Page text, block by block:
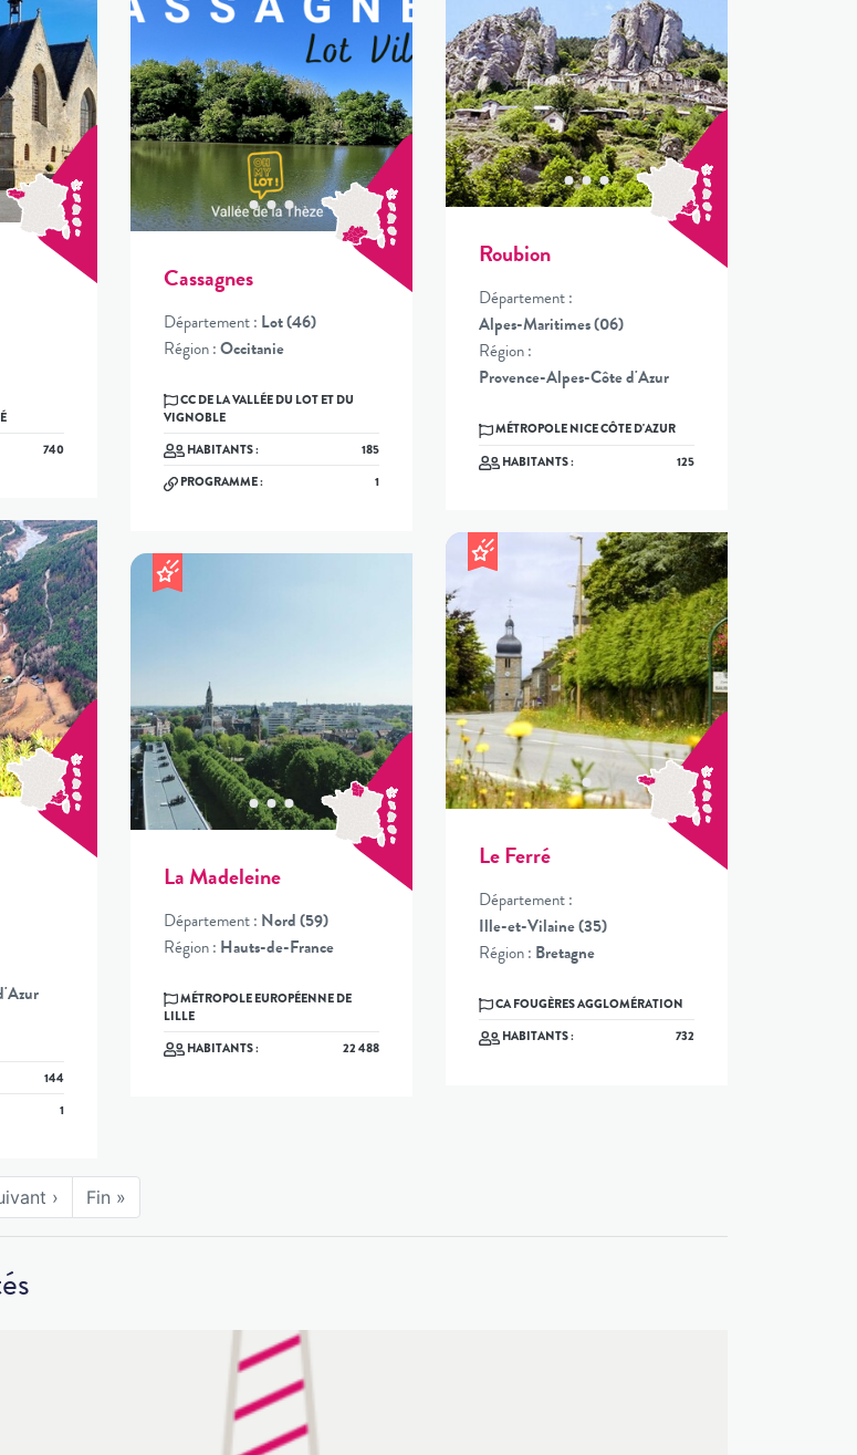
740
144
1
Cassagnes
Département : Lot (46)
Région :Occitanie
VIGNOBLE
HABITANTS :
185
PROGRAMME :
1
La Madeleine
Département : Nord (59)
Région : Hauts-de-France
LILLE
HABITANTS :
22 488
Roubion
Département :
Alpes-Maritimes (06)
Région :
Provence-Alpes-Côte d'Azur
MÉTROPOLE NICE CÔTE D'AZUR
HABITANTS :
125
Le Ferré
Département :
Ille-et-Vilaine (35)
Région : Bretagne
CA FOUGÈRES AGGLOMÉRATION
HABITANTS :
732
› Fin »